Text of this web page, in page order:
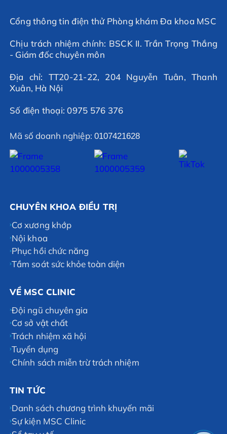
Cổng thông tin điện thử Phòng khám Đa khoa MSC
Chịu trách nhiệm chính: BSCK II. Trần Trọng Thắng
- Giám đốc chuyên môn
Địa chỉ: TT20-21-22, 204 Nguyễn Tuân, Thanh
Xuân, Hà Nội
Số điện thoại: 0975 576 376
Mã số doanh nghiệp: 0107421628
CHUYÊN KHOA ĐIỀU TRỊ
Cơ xương khớp
Nội khoa
Phục hồi chức năng
Tầm soát sức khỏe toàn diện
VỀ MSC CLINIC
Đội ngũ chuyên gia
Cơ sở vật chất
Trách nhiệm xã hội
Tuyển dụng
Chính sách miễn trừ trách nhiệm
TIN TỨC
Danh sách chương trình khuyến mãi
Sự kiện MSC Clinic